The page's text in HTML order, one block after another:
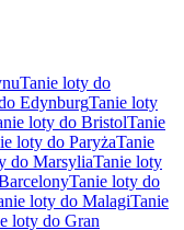
Tanie loty do
EdynburgTanie loty
loty do BristolTanie
loty do ParyżaTanie
do MarsyliaTanie loty
Tanie loty do
loty do MalagiTanie
loty do Gran